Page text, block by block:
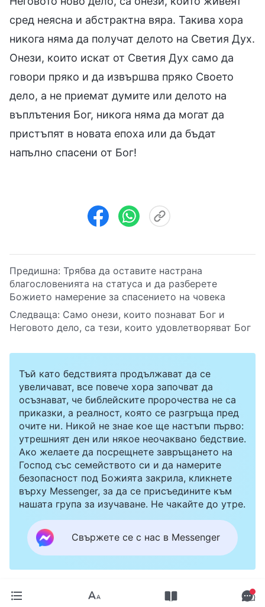
сред неясна и абстрактна вяра. Такива хора
никога няма да получат делото на Светия Дух.
Онези, които искат от Светия Дух само да
говори пряко и да извършва пряко Своето
дело, а не приемат думите или делото на
въплътения Бог, никога няма да могат да
пристъпят в новата епоха или да бъдат
напълно спасени от Бог!
Предишна: Трябва да оставите настрана
благословенията на статуса и да разберете
Божието намерение за спасението на човека
Следваща: Само онези, които познават Бог и
Неговото дело, са тези, които удовлетворяват Бог
Тъй като бедствията продължават да се
увеличават, все повече хора започват да
осъзнават, че библейските пророчества не са
приказки, а реалност, която се разгръща пред
очите ни. Никой не знае кое ще настъпи първо:
утрешният ден или някое неочаквано бедствие.
Ако желаете да посрещнете завръщането на
Господ със семейството си и да намерите
безопасност под Божията закрила, кликнете
върху Messenger, за да се присъедините към
нашата група за изучаване. Не чакайте до утре.
Свържете се с нас в Messenger